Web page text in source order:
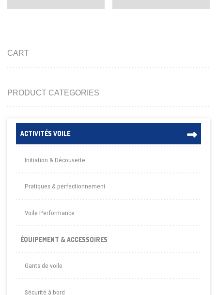
CART
PRODUCT CATEGORIES
ACTIVITÉS VOILE
Initiation & Découverte
Pratiques & perfectionnement
Voile Performance
ÉQUIPEMENT & ACCESSOIRES
Gants de voile
Sécurité à bord